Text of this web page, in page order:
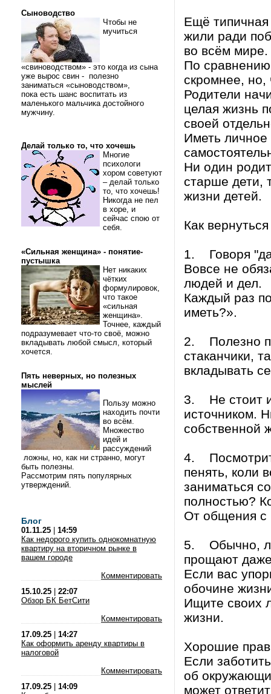
Сыноводство
Чтобы не
мучиться
«свиноводством» - это когда из сына
уже вырос свин - полезно
заниматься «сыноводством»,
пока есть шанс воспитать из
маленького мальчика достойного
мужчину.
Делай только то, что хочешь
Многие
психологи
хором советуют
– делай только
то, что хочешь!
Никогда не пел
в хоре, и
сейчас спою от
себя.
«Сильная женщина» - понятие-
пустышка
Нет никаких
чётких
формулировок,
что такое
«сильная
женщина».
Точнее, каждый
подразумевает что-то своё, можно
вкладывать любой смысл, который
хочется.
Пять неверных, но полезных
мыслей
Пользу можно
находить почти
во всём.
Множество
идей и
рассуждений
ложны, но, как ни странно, могут
быть полезны.
Рассмотрим пять популярных
утверждений.
Блог
01.11.25
14:59
Как недорого купить однокомнатную
квартиру на вторичном рынке в
вашем городе
Комментировать
15.10.25
22:07
Обзор БК БетСити
Комментировать
17.09.25
14:27
Как оформить аренду квартиры в
налоговой
Комментировать
17.09.25
14:09
Ещё типичная
жили ради
во всём мире.
По сравнению
скромнее, но,
Родители
целая жизнь
своей
Иметь личное
Ни один
старше дети,
жизни детей.
Как
1. Говоря
Вовсе не
людей и дел.
Каждый раз
иметь?».
2. Полезно
стаканчики,
вкладывать
3. Не стоит
источником.
собственной
4.
пенять, коли
заниматься
полностью?
От общения с
5. Обычно,
прощают
Если вас
обочине
Ищите своих
жизни.
Хорошие
Если
об
может